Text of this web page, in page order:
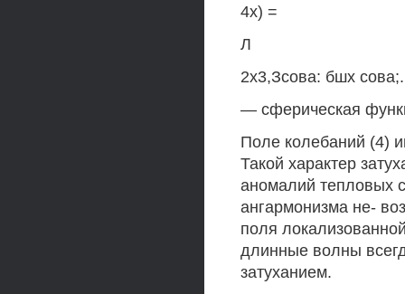
4х) =
Л
2х3,Зсова: бшх сова;.
— сферическая
Поле колебаний (4)
Такой характер
аномалий тепловых
ангармонизма не-
поля
длинные волны
затуханием.